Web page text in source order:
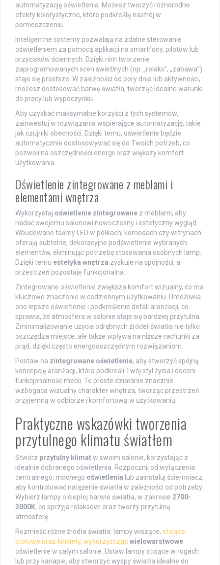
automatyzację oświetlenia. Możesz tworzyć różnorodne
efekty kolorystyczne, które podkreślą nastrój w
pomieszczeniu.
Inteligentne systemy pozwalają na zdalne sterowanie
oświetleniem za pomocą aplikacji na smartfony, pilotów lub
przycisków ściennych. Dzięki nim tworzenie
zaprogramowanych scen świetlnych (np. „relaks”, „zabawa”)
staje się prostsze. W zależności od pory dnia lub aktywności,
możesz dostosować barwę światła, tworząc idealne warunki
do pracy lub wypoczynku.
Aby uzyskać maksymalne korzyści z tych systemów,
zainwestuj w rozwiązania wspierające automatyzację, takie
jak czujniki obecności. Dzięki temu, oświetlenie będzie
automatycznie dostosowywać się do Twoich potrzeb, co
pozwoli na oszczędności energii oraz większy komfort
użytkowania.
Oświetlenie zintegrowane z meblami i
elementami wnętrza
Wykorzystaj oświetlenie zintegrowane z meblami, aby
nadać swojemu salonowi nowoczesny i estetyczny wygląd.
Wbudowane taśmy LED w półkach, komodach czy witrynach
oferują subtelne, dekoracyjne podświetlenie wybranych
elementów, eliminując potrzebę stosowania osobnych lamp.
Dzięki temu estetyka wnętrza zyskuje na spójności, a
przestrzeń pozostaje funkcjonalna.
Zintegrowane oświetlenie zwiększa komfort wizualny, co ma
kluczowe znaczenie w codziennym użytkowaniu. Umożliwia
ono lepsze oświetlenie i podkreślenie detali aranżacji, co
sprawia, że atmosfera w salonie staje się bardziej przytulna.
Zminimalizowanie użycia odrębnych źródeł światła nie tylko
oszczędza miejsce, ale także wpływa na niższe rachunki za
prąd, dzięki często energooszczędnym rozwiązaniom.
Postaw na zintegrowane oświetlenie, aby stworzyć spójną
koncepcję aranżacji, która podkreśli Twój styl życia i doceni
funkcjonalność mebli. To proste działanie znacznie
wzbogaca wizualny charakter wnętrza, tworząc przestrzeń
przyjemną w odbiorze i komfortową w użytkowaniu.
Praktyczne wskazówki tworzenia
przytulnego klimatu światłem
Stwórz przytulny klimatw swoim salonie, korzystając z
idealnie dobranego oświetlenia. Rozpocznij od wyłączenia
centralnego, mocnego oświetlenia lub zainstaluj ściemniacz,
aby kontrolować natężenie światła w zależności od potrzeby.
Wybierz lampy o ciepłej barwie światła, w zakresie 2700-
3000K, co sprzyja relaksowi oraz tworzy przytulną
atmosferę.
Rozmieść różne źródła światła: lampy wiszące, stojące,
stołowe oraz kinkiety, wykorzystującwielowarstwowe
oświetlenie w całym salonie. Ustaw lampy stojące w rogach
lub przy kanapie, aby stworzyć wyspy światła idealne do